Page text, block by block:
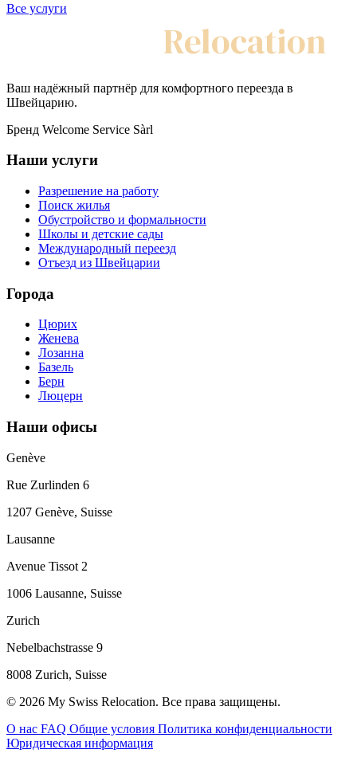
Все услуги
Relocation
Ваш надёжный партнёр для комфортного переезда в
Швейцарию.
Бренд Welcome Service Sàrl
Наши услуги
Разрешение на работу
Поиск жилья
Обустройство и формальности
Школы и детские сады
Международный переезд
Отъезд из Швейцарии
Города
Цюрих
Женева
Лозанна
Базель
Берн
Люцерн
Наши офисы
Genève
Rue Zurlinden 6
1207 Genève, Suisse
Lausanne
Avenue Tissot 2
1006 Lausanne, Suisse
Zurich
Nebelbachstrasse 9
8008 Zurich, Suisse
© 2026 My Swiss Relocation. Все права защищены.
О нас FAQ Общие условия Политика конфиденциальности
Юридическая информация